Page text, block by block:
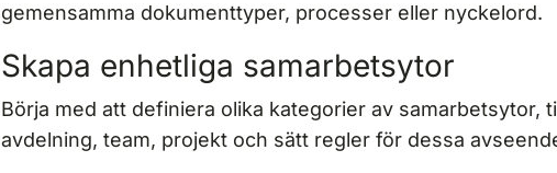
gemensamma dokumenttyper, processer eller nyckelord.
Skapa enhetliga samarbetsytor
Börja med att definiera olika kategorier av samarbetsytor,
avdelning, team, projekt och sätt regler för dessa